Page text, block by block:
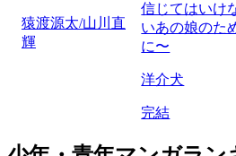
猿渡源太/山川直
輝
信じてはいけ
いあの娘のた
に〜
洋介犬
完結